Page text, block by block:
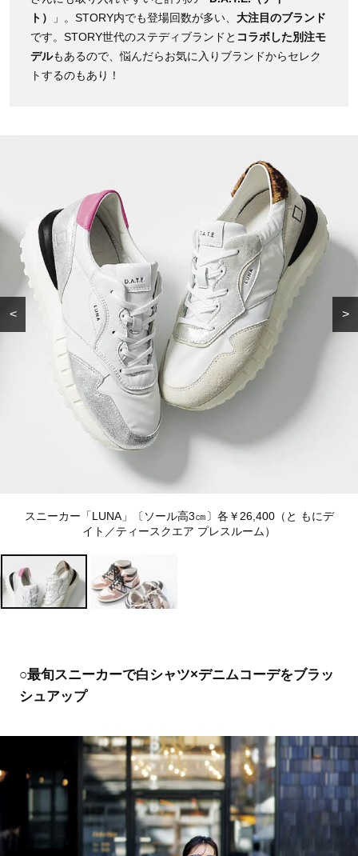
ト）
」。STORY内でも登場回数が多い、 大注目のブランド
です。STORY世代のステディブランドと コラボした別注モ
デルもあるので、悩んだらお気に入りブランドからセレク
トするのもあり！
<
スニーカー「LUNA」〔ソール高3㎝〕各￥26,400（と もにデ
イト／ティースクエア プレスルーム）
>
○最旬スニーカーで白シャツ×デニムコーデをブラッ
シュアップ